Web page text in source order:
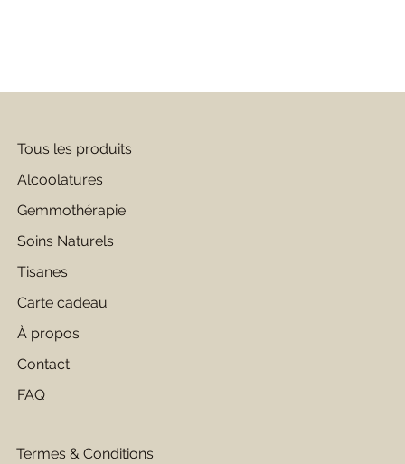
Tous les produits
Alcoolatures
Gemmothérapie
Soins Naturels
Tisanes
Carte cadeau
À propos
Contact
FAQ
Termes & Conditions